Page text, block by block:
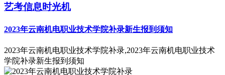
艺考信息时光机
2023年云南机电职业技术学院补录新生报到须知
2023年云南机电职业技术学院补录,2023年云南机电职业技术
学院补录新生报到须知